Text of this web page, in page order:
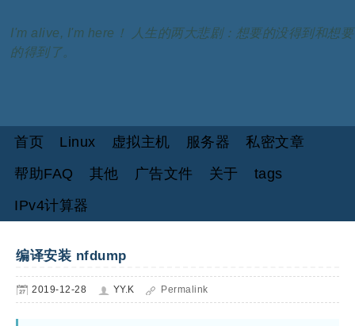
I'm alive, I'm here！ 人生的两大悲剧：想要的没得到和想要
的得到了。
首页 Linux 虚拟主机 服务器
私密文章
帮助FAQ
其他 广告文件 关于
tags
IPv4计算器
编译安装 nfdump
2019-12-28 YY.K Permalink